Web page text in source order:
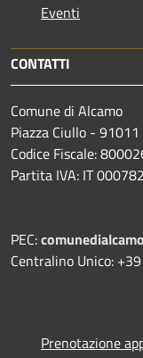
Eventi
CONTATTI
Comune di Alcamo
Piazza Ciullo -
Codice Fiscale:
Partita IVA: IT
PEC:
Centralino Unico:
Prenotazione